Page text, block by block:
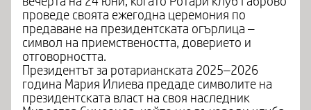
проведе своята ежегодна церемония по
предаване на президентската огърлица –
символ на приемствеността, доверието и
отговорността.
Президентът за ротарианската 2025–2026
година Мария Илиева предаде символите на
президентската власт на своя наследник